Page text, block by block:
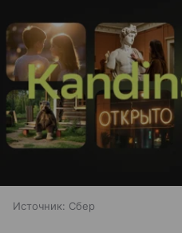
Источник: Сбер